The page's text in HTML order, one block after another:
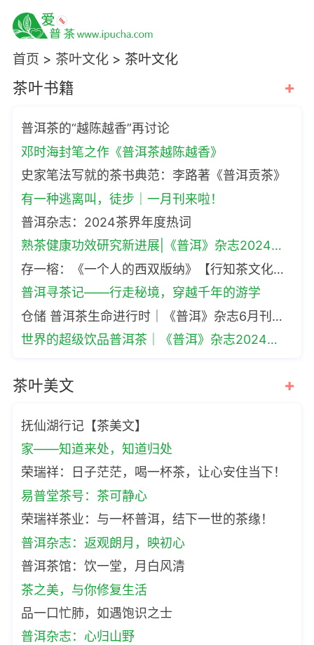
首页 > 茶叶文化> 茶叶文化
茶叶书籍 +
普洱茶的“越陈越香”再讨论
邓时海封笔之作《普洱茶越陈越香》
史家笔法写就的茶书典范：李路著《普洱贡茶》
有一种逃离叫，徒步｜一月刊来啦！
普洱杂志：2024茶界年度热词
熟茶健康功效研究新进展|《普洱》杂志2024年8月刊精彩呈现
存一榕：《一个人的西双版纳》【行知茶文化讲习所】
普洱寻茶记——行走秘境，穿越千年的游学
仓储 普洱茶生命进行时｜《普洱》杂志6月刊精彩呈现
世界的超级饮品普洱茶｜《普洱》杂志2024年3月刊精彩呈现
茶叶美文 +
抚仙湖行记【茶美文】
家——知道来处，知道归处
荣瑞祥：日子茫茫，喝一杯茶，让心安住当下！
易普堂茶号：茶可静心
荣瑞祥茶业：与一杯普洱，结下一世的茶缘！
普洱杂志：返观朗月，映初心
普洱茶馆：饮一堂，月白风清
茶之美，与你修复生活
品一口忙肺，如遇饱识之士
普洱杂志：心归山野